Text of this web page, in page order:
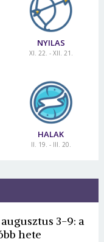
NYILAS
XI. 22. - XII. 21.
HALAK
II. 19. - III. 20.
3-9: a
hete